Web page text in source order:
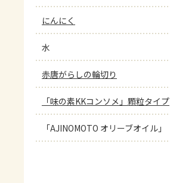
にんにく
水
赤唐がらしの輪切り
「味の素KKコンソメ」顆粒タイプ
「AJINOMOTO オリーブオイル」